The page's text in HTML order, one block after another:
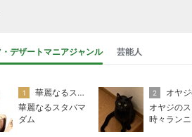
デザートマニアジャンル 芸能人
1
華麗なるスタバマダム （スターバックス研究家）
華麗なるスタバマ
ダム
2
オヤジの
時々ランニ